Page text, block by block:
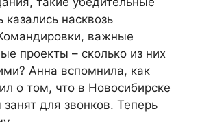
насквозь
важные
проекты – сколько из них
Анна вспомнила, как
о том, что в Новосибирске
для звонков. Теперь